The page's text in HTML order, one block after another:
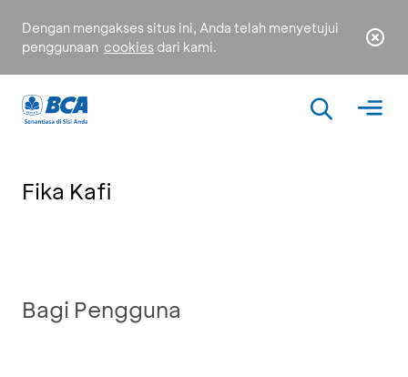
Dengan mengakses situs ini, Anda telah menyetujui
penggunaan cookies dari kami.
Fika Kafi
Bagi Pengguna